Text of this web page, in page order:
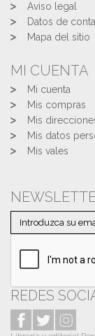
Aviso legal
Datos de
Mapa del sitio
MI CUENTA
Mi cuenta
Mis compras
Mis
Mis datos
Mis vales
REDES